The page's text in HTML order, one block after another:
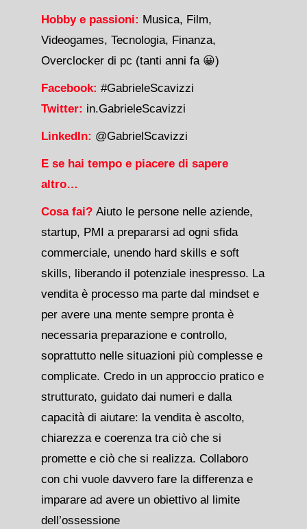
Hobby e passioni: Musica, Film,
Videogames, Tecnologia, Finanza,
Overclocker di pc (tanti anni fa 😀)
Facebook: #GabrieleScavizzi
Twitter: in.GabrieleScavizzi
LinkedIn: @GabrielScavizzi
E se hai tempo e piacere di sapere
altro…
Cosa fai? Aiuto le persone nelle aziende,
startup, PMI a prepararsi ad ogni sfida
commerciale, unendo hard skills e soft
skills, liberando il potenziale inespresso. La
vendita è processo ma parte dal mindset e
per avere una mente sempre pronta è
necessaria preparazione e controllo,
soprattutto nelle situazioni più complesse e
complicate. Credo in un approccio pratico e
strutturato, guidato dai numeri e dalla
capacità di aiutare: la vendita è ascolto,
chiarezza e coerenza tra ciò che si
promette e ciò che si realizza. Collaboro
con chi vuole davvero fare la differenza e
imparare ad avere un obiettivo al limite
dell’ossessione